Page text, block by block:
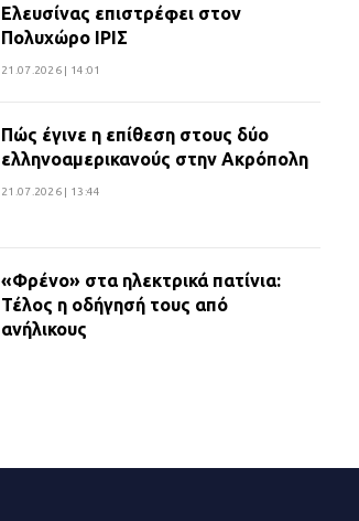
Ελευσίνας επιστρέφει στον
Πολυχώρο ΙΡΙΣ
21.07.2026 | 14:01
Πώς έγινε η επίθεση στους δύο
ελληνοαμερικανούς στην Ακρόπολη
21.07.2026 | 13:44
«Φρένο» στα ηλεκτρικά πατίνια:
Τέλος η οδήγησή τους από
ανήλικους
τραυματίας και κυκλοφοριακό χάος